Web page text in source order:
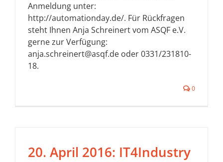
Anmeldung unter:
http://automationday.de/. Für Rückfragen
steht Ihnen Anja Schreinert vom ASQF e.V.
gerne zur Verfügung:
anja.schreinert@asqf.de oder 0331/231810-
18.
0
20. April 2016: IT4Industry